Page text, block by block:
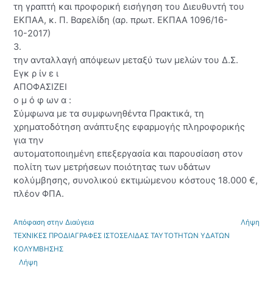
τη γραπτή και προφορική εισήγηση του Διευθυντή του
ΕΚΠΑΑ, κ. Π. Βαρελίδη (αρ. πρωτ. ΕΚΠΑΑ 1096/16-
10-2017)
3.
την ανταλλαγή απόψεων μεταξύ των μελών του Δ.Σ.
Εγκ ρ ίν ε ι
ΑΠΟΦΑΣΙΖΕΙ
ο μ ό φ ων α :
Σύμφωνα με τα συμφωνηθέντα Πρακτικά, τη
χρηματοδότηση ανάπτυξης εφαρμογής πληροφορικής
για την
αυτοματοποιημένη επεξεργασία και παρουσίαση στον
πολίτη των μετρήσεων ποιότητας των υδάτων
κολύμβησης, συνολικού εκτιμώμενου κόστους 18.000 €,
πλέον ΦΠΑ.
Απόφαση στην Διαύγεια
Λήψη
ΤΕΧΝΙΚΕΣ ΠΡΟΔΙΑΓΡΑΦΕΣ ΙΣΤΟΣΕΛΙΔΑΣ ΤΑΥΤΟΤΗΤΩΝ ΥΔΑΤΩΝ
ΚΟΛΥΜΒΗΣΗΣ
Λήψη